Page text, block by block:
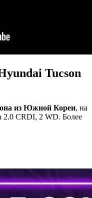
Tucson
из Южной Кореи, на
2.0 CRDI, 2 WD. Более